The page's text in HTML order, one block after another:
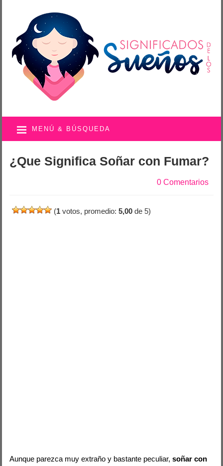
MENÚ & BÚSQUEDA
¿Que Significa Soñar con Fumar?
0 Comentarios
(1 votos, promedio:5,00 de 5)
Aunque parezca muy extraño y bastante peculiar,soñar con